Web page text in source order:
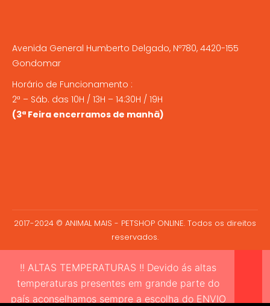
Avenida General Humberto Delgado, Nº780, 4420-155
Gondomar
Horário de Funcionamento :
2ª – Sáb. das 10H / 13H – 14:30H / 19H
(3ª Feira encerramos de manhã)
2017-2024 © ANIMAL MAIS - PETSHOP ONLINE. Todos os direitos
reservados.
!! ALTAS TEMPERATURAS !! Devido ás altas
temperaturas presentes em grande parte do
país aconselhamos sempre a escolha do ENVIO